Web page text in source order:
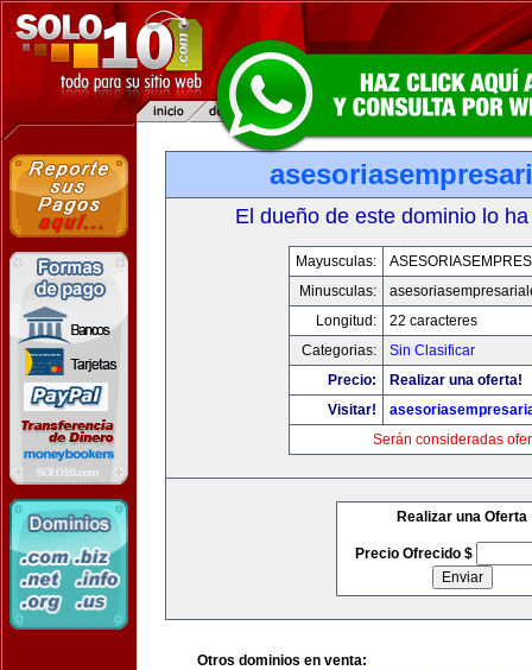
El dueño de este dominio lo
Mayusculas:
Minusculas:
Longitud:
22 caracteres
Categorias:
Sin Clasificar
Precio:
Realizar una oferta!
Visitar!
Serán consideradas
Realizar una Oferta
Precio Ofrecido $
Otros dominios en venta: